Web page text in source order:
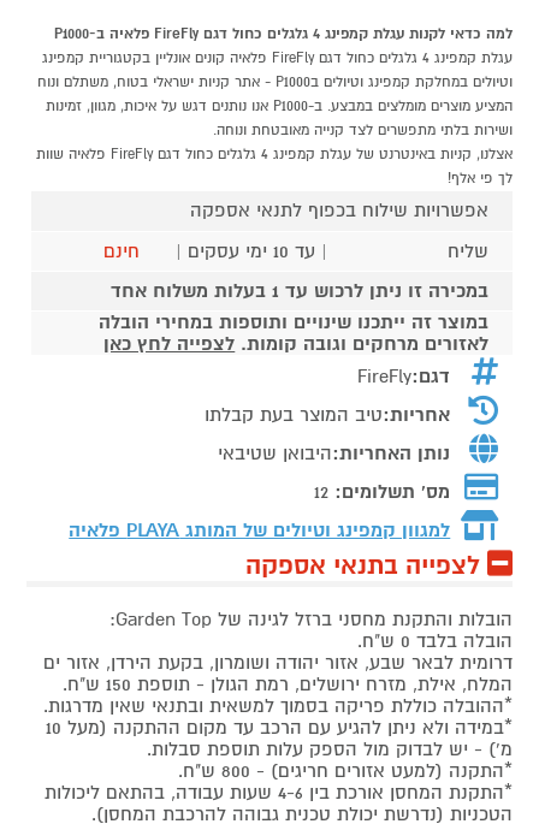
למה כדאי לקנות עגלת קמפינג 4 גלגלים כחול דגם FireFly פלאיה ב-P1000
עגלת קמפינג 4 גלגלים כחול דגם FireFly פלאיה קונים אונליין בקטגוריית קמפינג
וטיולים במחלקת קמפינג וטיולים בP1000 - אתר קניות ישראלי בטוח, משתלם ונוח
המציע מוצרים מומלצים במבצע. ב-P1000 אנו נותנים דגש על איכות, מגוון, זמינות
ושירות בלתי מתפשרים לצד קנייה מאובטחת ונוחה.
אצלנו, קניות באינטרנט של עגלת קמפינג 4 גלגלים כחול דגם FireFly פלאיה שוות
לך פי אלף!
אפשרויות שילוח בכפוף לתנאי אספקה
שליח
| עד 10 ימי עסקים |
חינם
במכירה זו ניתן לרכוש עד 1 בעלות משלוח אחד
במוצר זה ייתכנו שינויים ותוספות במחירי הובלה
לאזורים מרחקים וגובה קומות. לצפייה לחץ כאן
דגם:FireFly
אחריות:טיב המוצר בעת קבלתו
נותן האחריות:היבואן שטיבאי
מס' תשלומים: 12
למגוון קמפינג וטיולים של המותג PLAYA פלאיה
לצפייה בתנאי אספקה
הובלות והתקנת מחסני ברזל לגינה של Garden Top:
הובלה בלבד 0 ש"ח.
דרומית לבאר שבע, אזור יהודה ושומרון, בקעת הירדן, אזור ים
המלח, אילת, מזרח ירושלים, רמת הגולן - תוספת 150 ש"ח.
*ההובלה כוללת פריקה בסמוך למשאית ובתנאי שאין מדרגות.
*במידה ולא ניתן להגיע עם הרכב עד מקום ההתקנה (מעל 10
מ') - יש לבדוק מול הספק עלות תוספת סבלות.
*התקנה (למעט אזורים חריגים) - 800 ש"ח.
*התקנת המחסן אורכת בין 4-6 שעות עבודה, בהתאם ליכולות
הטכניות (נדרשת יכולת טכנית גבוהה להרכבת המחסן).